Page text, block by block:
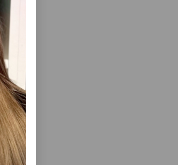
КОШАЧЬЕГО ТУАЛЕТА. ЦВЕТ: ГОЛУБОЙ.